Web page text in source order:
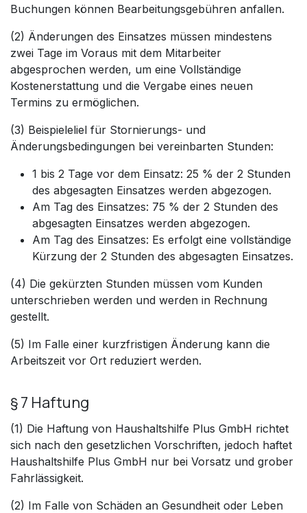
Buchungen können Bearbeitungsgebühren anfallen.
(2) Änderungen des Einsatzes müssen mindestens
zwei Tage im Voraus mit dem Mitarbeiter
abgesprochen werden, um eine Vollständige
Kostenerstattung und die Vergabe eines neuen
Termins zu ermöglichen.
(3) Beispieleliel für Stornierungs- und
Änderungsbedingungen bei vereinbarten Stunden:
1 bis 2 Tage vor dem Einsatz: 25 % der 2 Stunden
des abgesagten Einsatzes werden abgezogen.
Am Tag des Einsatzes: 75 % der 2 Stunden des
abgesagten Einsatzes werden abgezogen.
Am Tag des Einsatzes: Es erfolgt eine vollständige
Kürzung der 2 Stunden des abgesagten Einsatzes.
(4) Die gekürzten Stunden müssen vom Kunden
unterschrieben werden und werden in Rechnung
gestellt.
(5) Im Falle einer kurzfristigen Änderung kann die
Arbeitszeit vor Ort reduziert werden.
§ 7 Haftung
(1) Die Haftung von Haushaltshilfe Plus GmbH richtet
sich nach den gesetzlichen Vorschriften, jedoch haftet
Haushaltshilfe Plus GmbH nur bei Vorsatz und grober
Fahrlässigkeit.
(2) Im Falle von Schäden an Gesundheit oder Leben